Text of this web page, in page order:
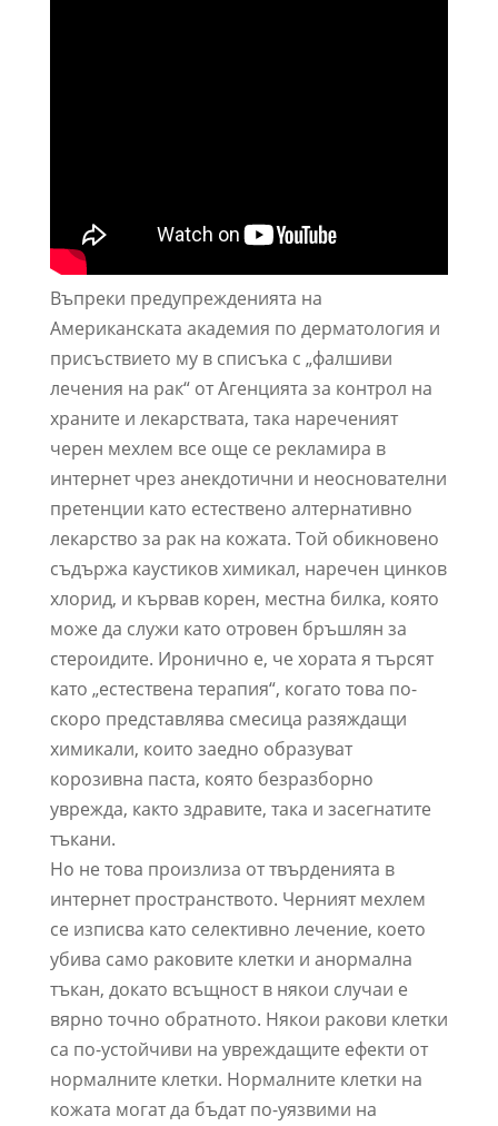
Въпреки предупрежденията на
Американската академия по дерматология и
присъствието му в списъка с „фалшиви
лечения на рак“ от Агенцията за контрол на
храните и лекарствата, така нареченият
черен мехлем все още се рекламира в
интернет чрез анекдотични и неоснователни
претенции като естествено алтернативно
лекарство за рак на кожата. Той обикновено
съдържа каустиков химикал, наречен цинков
хлорид, и кървав корен, местна билка, която
може да служи като отровен бръшлян за
стероидите. Иронично е, че хората я търсят
като „естествена терапия“, когато това по-
скоро представлява смесица разяждащи
химикали, които заедно образуват
корозивна паста, която безразборно
уврежда, както здравите, така и засегнатите
тъкани.
Но не това произлиза от твърденията в
интернет пространството. Черният мехлем
се изписва като селективно лечение, което
убива само раковите клетки и анормална
тъкан, докато всъщност в някои случаи е
вярно точно обратното. Някои ракови клетки
са по-устойчиви на увреждащите ефекти от
нормалните клетки. Нормалните клетки на
кожата могат да бъдат по-уязвими на